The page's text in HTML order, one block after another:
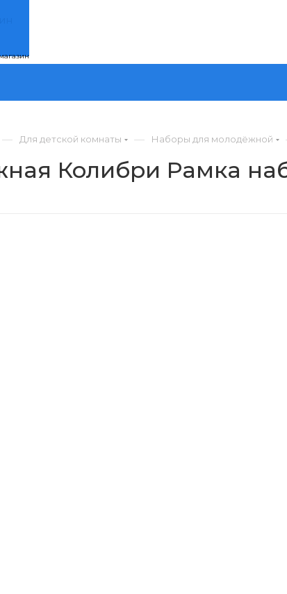
— Для детской комнаты — Наборы для молодёжной
Колибри Рамка